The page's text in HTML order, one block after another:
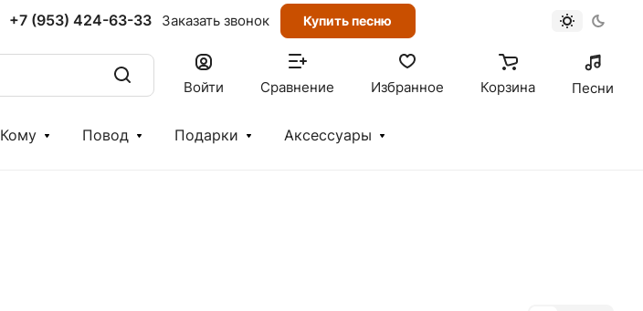
+7 (953) 424-63-33 Заказать звонок Купить песню
Войти Сравнение Избранное Корзина Песни
Кому Повод Подарки Аксессуары